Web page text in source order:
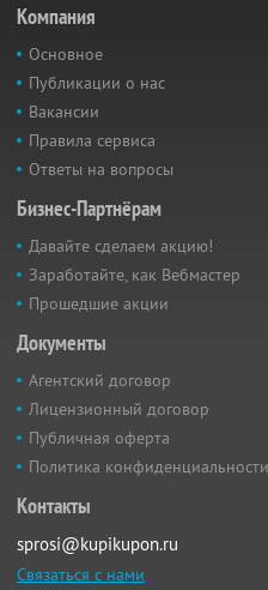
Компания
Основное
Публикации о нас
Вакансии
Правила сервиса
Ответы на вопросы
Бизнес-Партнёрам
Давайте сделаем акцию!
Заработайте, как Вебмастер
Прошедшие акции
Документы
Агентский договор
Лицензионный договор
Публичная оферта
Политика конфиденциальности
Контакты
sprosi@kupikupon.ru
Связаться с нами